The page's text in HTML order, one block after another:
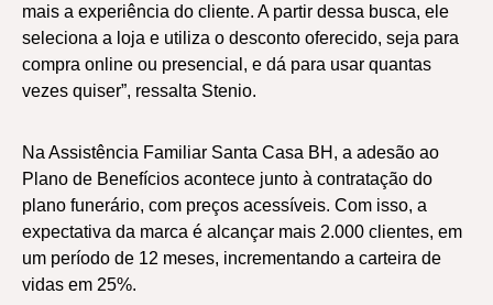
mais a experiência do cliente. A partir dessa busca, ele
seleciona a loja e utiliza o desconto oferecido, seja para
compra online ou presencial, e dá para usar quantas
vezes quiser”, ressalta Stenio.
Na Assistência Familiar Santa Casa BH, a adesão ao
Plano de Benefícios acontece junto à contratação do
plano funerário, com preços acessíveis. Com isso, a
expectativa da marca é alcançar mais 2.000 clientes, em
um período de 12 meses, incrementando a carteira de
vidas em 25%.